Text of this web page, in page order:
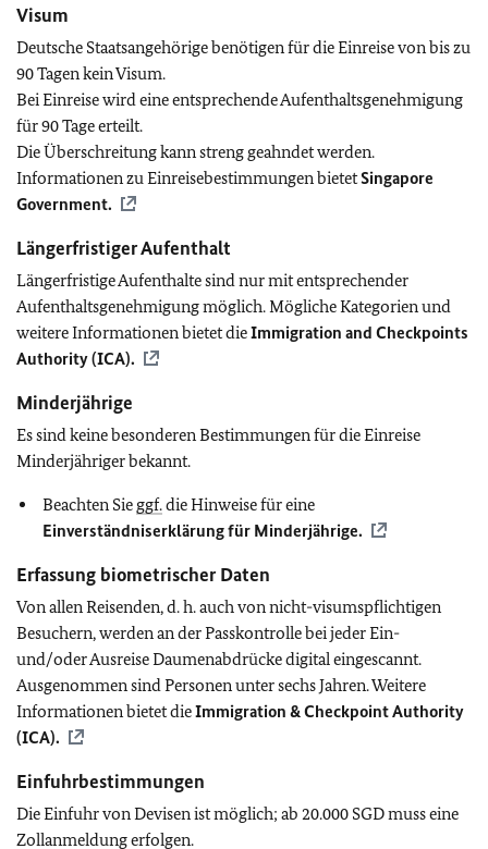
Visum
Deutsche Staatsangehörige benötigen für die Einreise von bis zu
90 Tagen kein Visum.
Bei Einreise wird eine entsprechende Aufenthaltsgenehmigung
für 90 Tage erteilt.
Die Überschreitung kann streng geahndet werden.
Informationen zu Einreisebestimmungen bietetSingapore
Government.
Längerfristiger Aufenthalt
Längerfristige Aufenthalte sind nur mit entsprechender
Aufenthaltsgenehmigung möglich. Mögliche Kategorien und
weitere Informationen bietet dieImmigration and Checkpoints
Authority (ICA).
Minderjährige
Es sind keine besonderen Bestimmungen für die Einreise
Minderjähriger bekannt.
Beachten Sie ggf.die Hinweise für eine
Einverständniserklärung für Minderjährige.
Erfassung biometrischer Daten
Von allen Reisenden, d. h. auch von nicht-visumspflichtigen
Besuchern, werden an der Passkontrolle bei jeder Ein-
und/oder Ausreise Daumenabdrücke digital eingescannt.
Ausgenommen sind Personen unter sechs Jahren. Weitere
Informationen bietet dieImmigration & Checkpoint Authority
(ICA).
Einfuhrbestimmungen
Die Einfuhr von Devisen ist möglich; ab 20.000 SGD muss eine
Zollanmeldung erfolgen.